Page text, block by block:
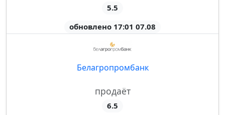
5.5
обновлено 17:01 07.08
Белагропромбанк
продаёт
6.5